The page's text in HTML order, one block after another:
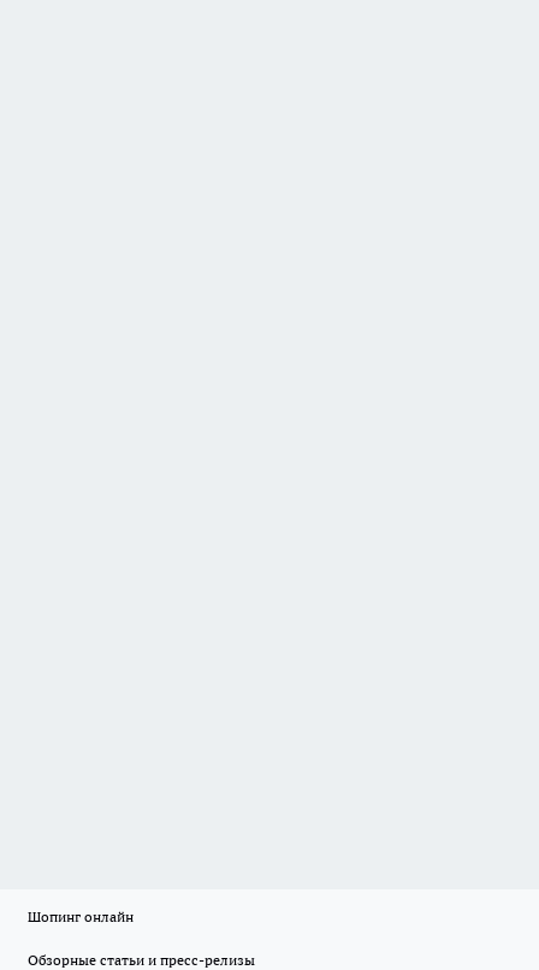
Шопинг онлайн
Обзорные статьи и пресс-релизы